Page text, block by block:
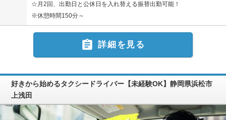
☆月2回、出勤日と公休日を入れ替える振替出勤可能！
※休憩時間150分～
 詳細を見る
好きから始めるタクシードライバー【未経験OK】静岡県浜松市
上浅田